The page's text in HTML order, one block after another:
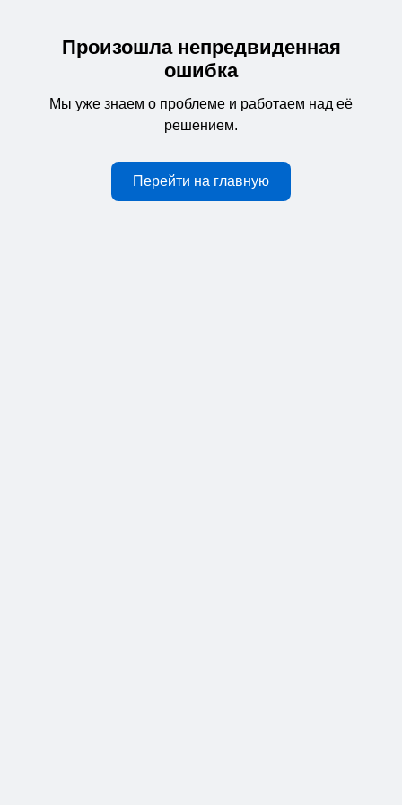
Произошла непредвиденная
ошибка
Мы уже знаем о проблеме и работаем над её
решением.
Перейти на главную